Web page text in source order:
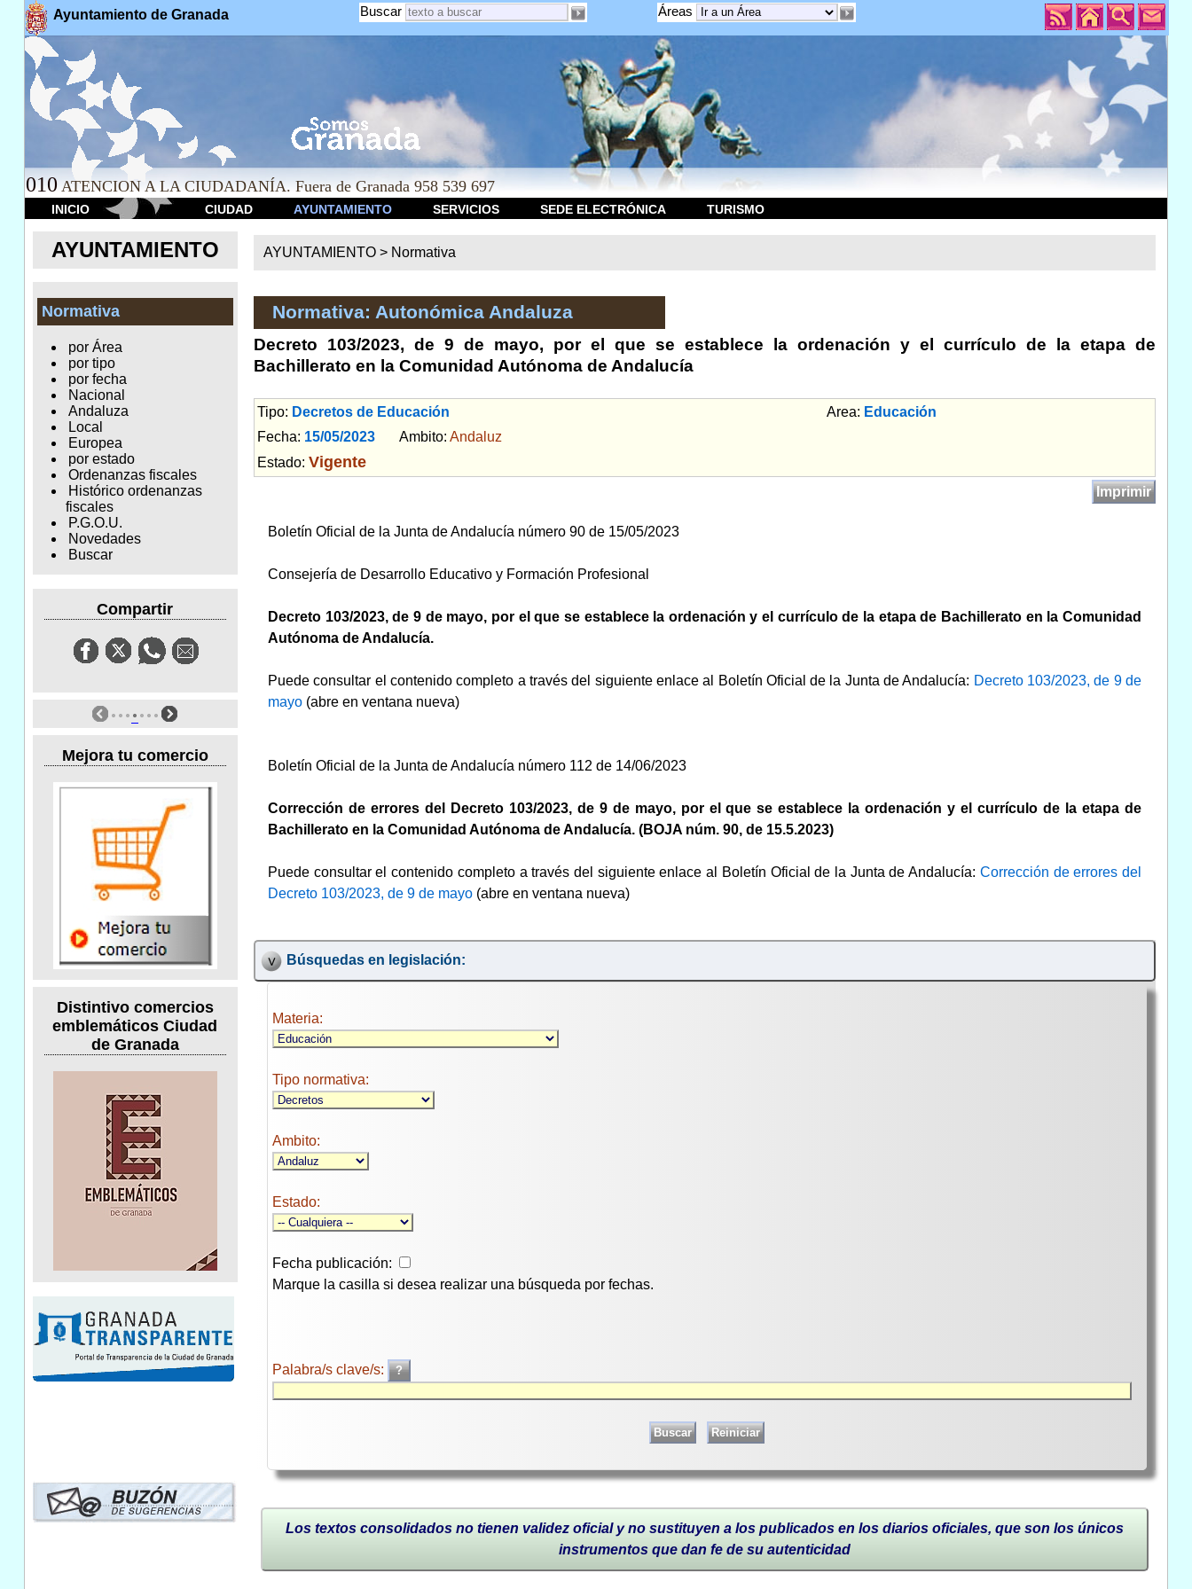
Ayuntamiento de Granada Áreas
Buscar
010 ATENCION A LA CIUDADANÍA. Fuera de Granada 958 539 697
INICIO CIUDAD AYUNTAMIENTO SERVICIOS SEDE ELECTRÓNICA TURISMO
AYUNTAMIENTO
Normativa
por Área
por tipo
por fecha
Nacional
Andaluza
Local
Europea
por estado
Ordenanzas fiscales
Histórico ordenanzas
fiscales
P.G.O.U.
Novedades
Buscar
Compartir
Mejora tu comercio
Distintivo comercios
emblemáticos Ciudad
de Granada
AYUNTAMIENTO > Normativa
Normativa: Autonómica Andaluza
Decreto 103/2023, de 9 de mayo, por el que se establece la ordenación y el currículo de la etapa de
Bachillerato en la Comunidad Autónoma de Andalucía
Tipo: Decretos de Educación Area: Educación
Fecha: 15/05/2023Ambito: Andaluz
Estado: Vigente
Imprimir
Boletín Oficial de la Junta de Andalucía número 90 de 15/05/2023
Consejería de Desarrollo Educativo y Formación Profesional
Decreto 103/2023, de 9 de mayo, por el que se establece la ordenación y el currículo de la etapa de Bachillerato en la Comunidad
Autónoma de Andalucía.
Puede consultar el contenido completo a través del siguiente enlace al Boletín Oficial de la Junta de Andalucía: Decreto 103/2023, de 9 de
mayo(abre en ventana nueva)
Boletín Oficial de la Junta de Andalucía número 112 de 14/06/2023
Corrección de errores del Decreto 103/2023, de 9 de mayo, por el que se establece la ordenación y el currículo de la etapa de
Bachillerato en la Comunidad Autónoma de Andalucía. (BOJA núm. 90, de 15.5.2023)
Puede consultar el contenido completo a través del siguiente enlace al Boletín Oficial de la Junta de Andalucía: Corrección de errores del
Decreto 103/2023, de 9 de mayo(abre en ventana nueva)
Búsquedas en legislación:
Materia:
Tipo normativa:
Ambito:
Estado:
Fecha publicación:
Marque la casilla si desea realizar una búsqueda por fechas.
Palabra/s clave/s:
Los textos consolidados no tienen validez oficial y no sustituyen a los publicados en los diarios oficiales, que son los únicos
instrumentos que dan fe de su autenticidad